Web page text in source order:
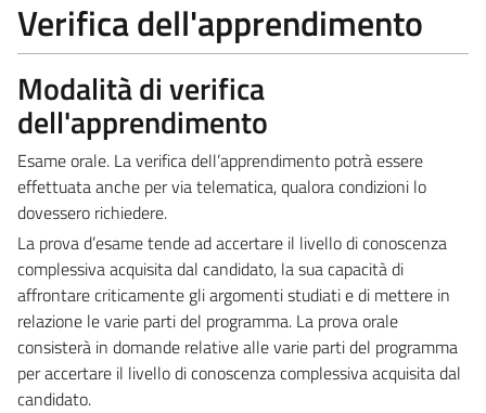
Verifica dell'apprendimento
Modalità di verifica
dell'apprendimento
Esame orale. La verifica dell’apprendimento potrà essere
effettuata anche per via telematica, qualora condizioni lo
dovessero richiedere.
La prova d’esame tende ad accertare il livello di conoscenza
complessiva acquisita dal candidato, la sua capacità di
affrontare criticamente gli argomenti studiati e di mettere in
relazione le varie parti del programma. La prova orale
consisterà in domande relative alle varie parti del programma
per accertare il livello di conoscenza complessiva acquisita dal
candidato.